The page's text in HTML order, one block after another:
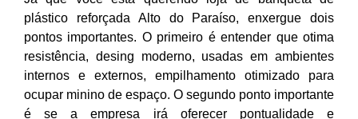
plástico reforçada Alto do Paraíso, enxergue dois
pontos importantes. O primeiro é entender que otima
resistência, desing moderno, usadas em ambientes
internos e externos, empilhamento otimizado para
ocupar minino de espaço. O segundo ponto importante
é se a empresa irá oferecer pontualidade e